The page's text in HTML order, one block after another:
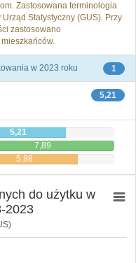
Zastosowana terminologia
Statystyczny (GUS). Przy
zastosowano
1
w 2023 roku
5,21
5,21
7,89
5,88
do użytku w
2023